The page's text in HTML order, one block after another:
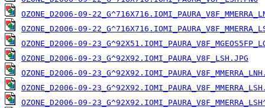
OZONE_D2006-09-
OZONE_D2006-09-
OZONE_D2006-09-
OZONE_D2006-09-23_G^92X92.IOMI_PAURA_V8F_LSH.JPG
OZONE_D2006-09-
OZONE_D2006-09-
OZONE_D2006-09-